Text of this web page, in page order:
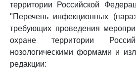
территории Российской
"Перечень инфекционных
требующих проведения
охране территории
нозологическими формами и
редакции: